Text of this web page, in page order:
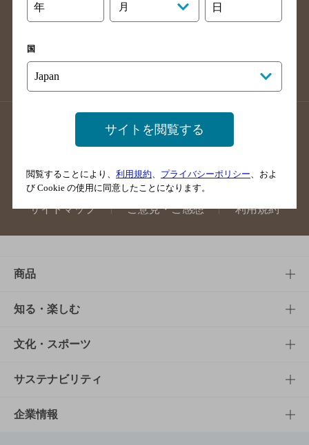
長崎県のバー検索
佐賀県のバー検索
店舗登録方法のご案内
店舗情報更新方法のご案内
掲載店舗様ログイン
サイトマップ ご意見・ご感想 利用規約
商品
商品TOP
商品一覧
商品発売情報
栄養成分一覧
知る・楽しむ
知る・楽しむTOP
キャンペーン
工場見学
文化・スポーツ
文化・スポーツTOP
サントリーホール
サステナビリティ
サステナビリティTOP
企業情報
年 月 日
国
サイトを閲覧する
閲覧することにより、 利用規約 プライバシーポリシー 、およ
び Cookie の使用に同意したことになります。